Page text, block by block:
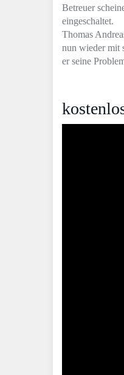
Betreuer
eingeschaltet.
Thomas
nun wieder mit
er seine